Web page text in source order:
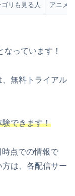
リも見る人 アニメ
なっています！
、無料トライアル
できます！
点での情報で
は、各配信サー